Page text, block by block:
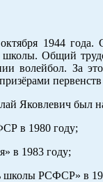
1944 года.
Общий
волейбол. За
Яковлевич был
в 1980 году;
в 1983 году;
школы РСФСР» в